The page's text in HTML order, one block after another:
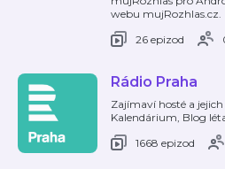
webu mujRozhlas.cz.
26 epizod
Rádio Praha
Zajímaví hosté a
Kalendárium, Blog
1668 epizod